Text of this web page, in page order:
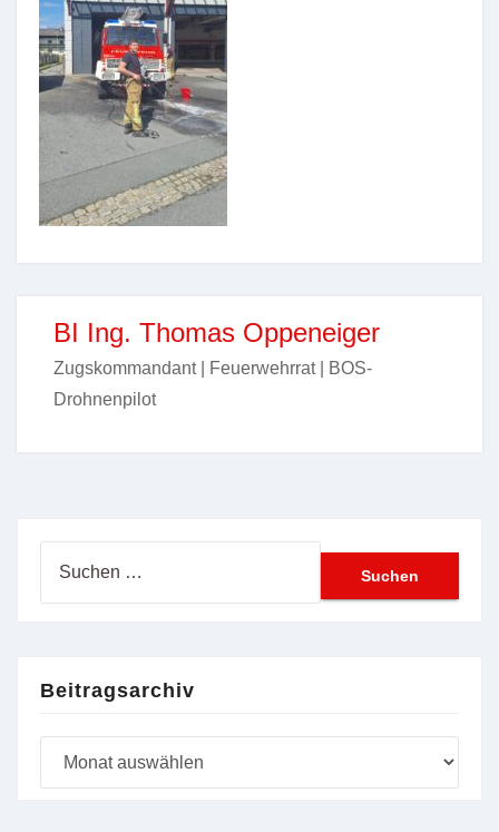
BI Ing. Thomas Oppeneiger
Zugskommandant | Feuerwehrrat | BOS-
Drohnenpilot
Beitragsarchiv